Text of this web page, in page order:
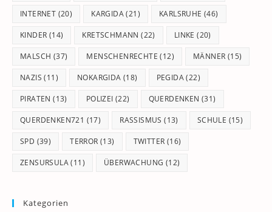
INTERNET (20) KARGIDA(21) KARLSRUHE (46)
KINDER (14) KRETSCHMANN (22) LINKE (20)
MALSCH (37) MENSCHENRECHTE (12) MÄNNER (15)
NAZIS (11) NOKARGIDA (18) PEGIDA(22)
PIRATEN (13) POLIZEI (22) QUERDENKEN (31)
QUERDENKEN721 (17) RASSISMUS (13) SCHULE (15)
SPD (39) TERROR (13) TWITTER (16)
ZENSURSULA(11) ÜBERWACHUNG (12)
Kategorien